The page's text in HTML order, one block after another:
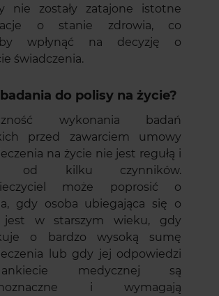
nie zostały zatajone istotne
o stanie zdrowia, co
wpłynąć na decyzję o
świadczenia.
do polisy na życie?
wykonania badań
przed zawarciem umowy
na życie nie jest regułą i
od kilku czynników.
może poprosić o
gdy osoba ubiegająca się o
jest w starszym wieku, gdy
o bardzo wysoką sumę
lub gdy jej odpowiedzi
medycznej są
i wymagają